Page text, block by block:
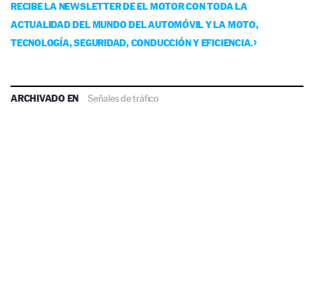
RECIBE LA NEWSLETTER DE EL MOTOR CON TODA LA
ACTUALIDAD DEL MUNDO DEL AUTOMÓVIL Y LA MOTO,
TECNOLOGÍA, SEGURIDAD, CONDUCCIÓN Y EFICIENCIA.
ARCHIVADO EN Señales de tráfico